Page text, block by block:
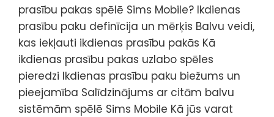
prasību pakas spēlē Sims Mobile? Ikdienas
prasību paku definīcija un mērķis Balvu veidi,
kas iekļauti ikdienas prasību pakās Kā
ikdienas prasību pakas uzlabo spēles
pieredzi Ikdienas prasību paku biežums un
pieejamība Salīdzinājums ar citām balvu
sistēmām spēlē Sims Mobile Kā jūs varat